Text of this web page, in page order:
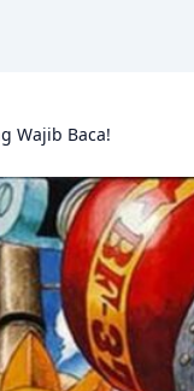
Wajib Baca!